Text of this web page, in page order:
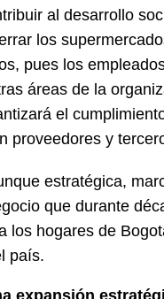
al desarrollo
los
pues los
áreas de la
el
proveedores y
estratégica,
que durante
los hogares de
país.
expansión